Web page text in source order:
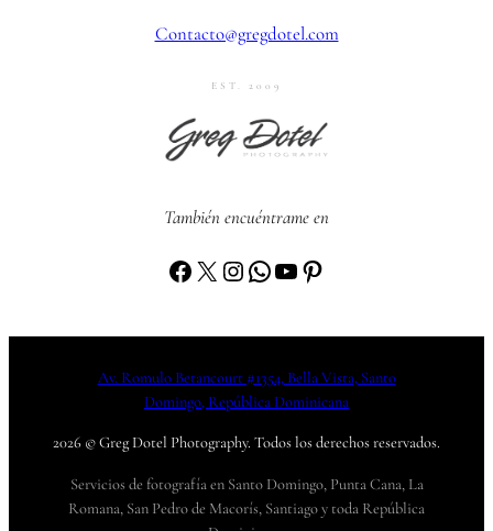
Contacto@gregdotel.com
EST. 2009
También encuéntrame en
Facebook X Instagram WhatsApp YouTube Pinterest
Av. Romulo Betancourt #1354, Bella Vista, Santo
Domingo, República Dominicana
2026 © Greg Dotel Photography. Todos los derechos reservados.
Servicios de fotografía en Santo Domingo, Punta Cana, La
Romana, San Pedro de Macorís, Santiago y toda República